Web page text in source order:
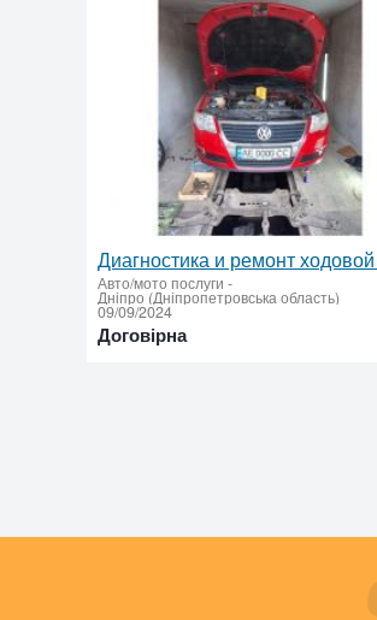
Авто/мото послуги -
Дніпро (Дніпропетровська область)
09/09/2024
Договірна